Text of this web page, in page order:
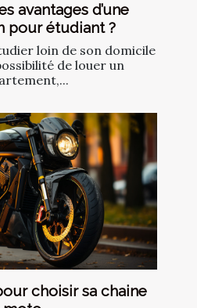
avantages d’une
pour étudiant ?
loin de son domicile
de louer un
choisir sa chaine